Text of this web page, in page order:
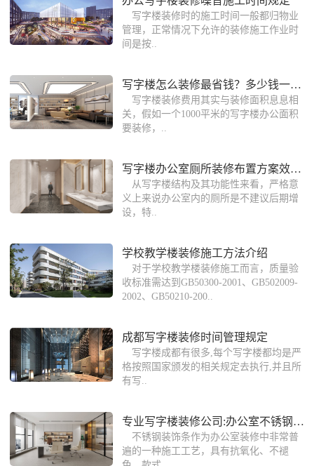
写字楼装修时的施工时间一般都归物业
管理，正常情况下允许的装修施工作业时
间是按..
写字楼怎么装修最省钱？多少钱一个平方
写字楼装修费用其实与装修面积息息相
关，假如一个1000平米的写字楼办公面积
要装修，..
写字楼办公室厕所装修布置方案效果图
从写字楼结构及其功能性来看，严格意
义上来说办公室内的厕所是不建议后期增
设，特..
学校教学楼装修施工方法介绍
对于学校教学楼装修施工而言，质量验
收标准需达到GB50300-2001、GB502009-
2002、GB50210-200..
成都写字楼装修时间管理规定
写字楼成都有很多,每个写字楼都均是严
格按照国家颁发的相关规定去执行,并且所
有写..
专业写字楼装修公司:办公室不锈钢装饰条
不锈钢装饰条作为办公室装修中非常普
遍的一种施工工艺，具有抗氧化、不褪